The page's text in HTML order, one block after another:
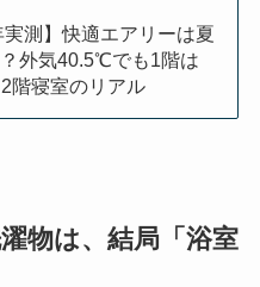
実測】快適エアリーは夏
外気40.5℃でも1階は
階寝室のリアル
物は、結局「浴室